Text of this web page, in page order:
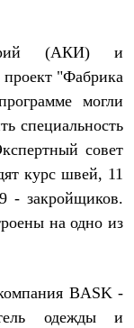
(АКИ) и
проект "Фабрика
могли
специальность
совет
курс швей, 11
- закройщиков.
на одно из
BASK -
одежды и